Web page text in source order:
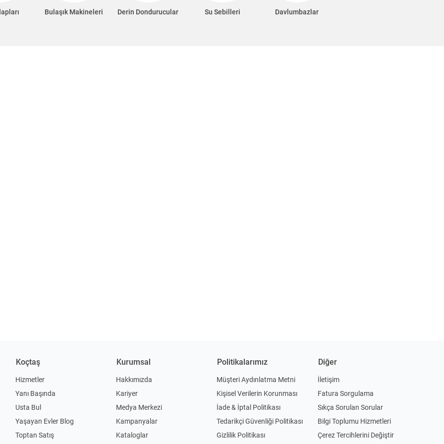
Bulaşık Makineleri Derin Dondurucular Su Sebilleri Davlumbazlar
Koçtaş
Hizmetler
Yanı Başında
Usta Bul
Yaşayan Evler Blog
Toptan Satış
Kurumsal
Hakkımızda
Kariyer
Medya Merkezi
Kampanyalar
Kataloglar
Politikalarımız
Müşteri Aydınlatma Metni
Kişisel Verilerin Korunması
İade & İptal Politikası
Tedarikçi Güvenliği Politikası
Gizlilik Politikası
Diğer
İletişim
Fatura Sorgulama
Sıkça Sorulan Sorular
Bilgi Toplumu Hizmetleri
Çerez Tercihlerini Değiştir